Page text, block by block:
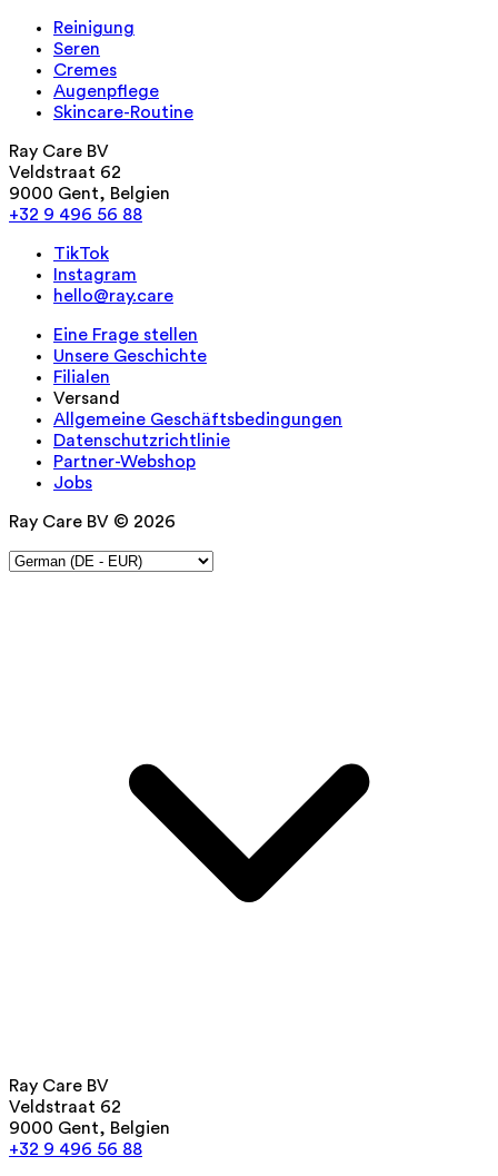
Reinigung
Seren
Cremes
Augenpflege
Skincare-Routine
Ray Care BV
Veldstraat 62
9000 Gent, Belgien
+32 9 496 56 88
TikTok
Instagram
hello@ray.care
Eine Frage stellen
Unsere Geschichte
Filialen
Versand
Allgemeine Geschäftsbedingungen
Datenschutzrichtlinie
Partner-Webshop
Jobs
Ray Care BV © 2026
Ray Care BV
Veldstraat 62
9000 Gent, Belgien
+32 9 496 56 88